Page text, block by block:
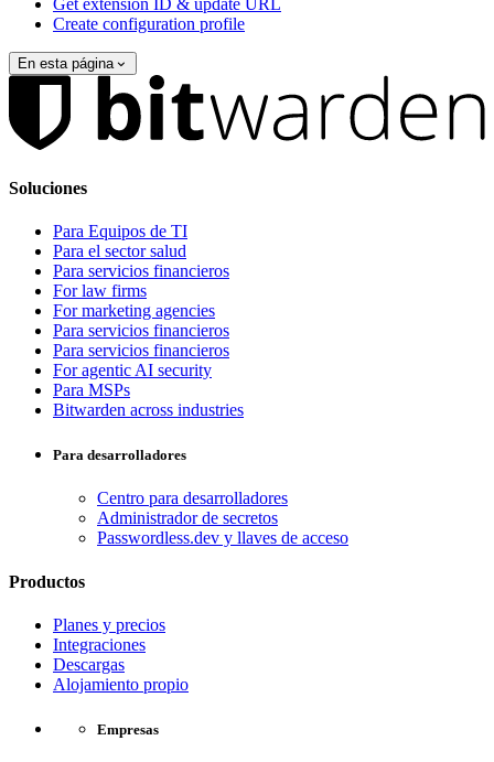
Get extension ID & update URL
Create configuration profile
En esta página
Soluciones
Para Equipos de TI
Para el sector salud
Para servicios financieros
For law firms
For marketing agencies
Para servicios financieros
Para servicios financieros
For agentic AI security
Para MSPs
Bitwarden across industries
Para desarrolladores
Centro para desarrolladores
Administrador de secretos
Passwordless.dev y llaves de acceso
Productos
Planes y precios
Integraciones
Descargas
Alojamiento propio
Empresas